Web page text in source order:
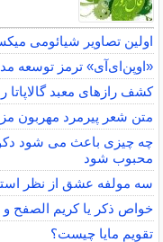
اولین تصاویر شیائومی میکس فولد
«اوپن‌ای‌آی» ترمز توسعه
کشف رازهای معبد گالاپاتا
متن شعر پیرمرد مهربون
چه چیزی باعث می شود
محبوب شود
سه مولفه عشق از نظر
خواص ذکر یا کریم الصفح و
تقویم مایا چیست؟